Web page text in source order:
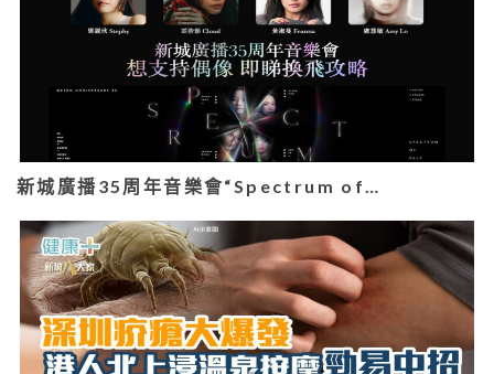
新城廣播35周年音樂會“Spectrum of…